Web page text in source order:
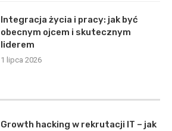
Integracja życia i pracy: jak być
obecnym ojcem i skutecznym
liderem
1 lipca 2026
Growth hacking w rekrutacji IT – jak